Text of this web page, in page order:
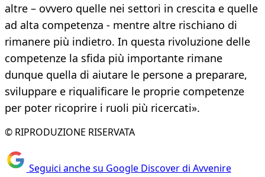
altre – ovvero quelle nei settori in crescita e quelle
ad alta competenza - mentre altre rischiano di
rimanere più indietro. In questa rivoluzione delle
competenze la sfida più importante rimane
dunque quella di aiutare le persone a preparare,
sviluppare e riqualificare le proprie competenze
per poter ricoprire i ruoli più ricercati».
© RIPRODUZIONE RISERVATA
Seguici anche su Google Discover di Avvenire